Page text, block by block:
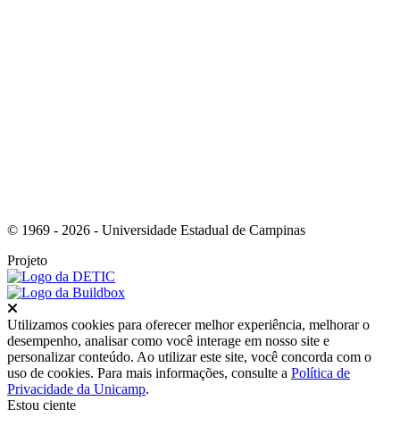
© 1969 - 2026 - Universidade Estadual de Campinas
Projeto
Utilizamos cookies para oferecer melhor experiência, melhorar o
desempenho, analisar como você interage em nosso site e
personalizar conteúdo. Ao utilizar este site, você concorda com o
uso de cookies. Para mais informações, consulte a Política de
Privacidade da Unicamp.
Estou ciente